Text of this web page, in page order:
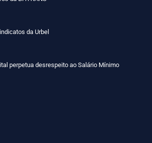
da Urbel
perpetua desrespeito ao Salário Mínimo